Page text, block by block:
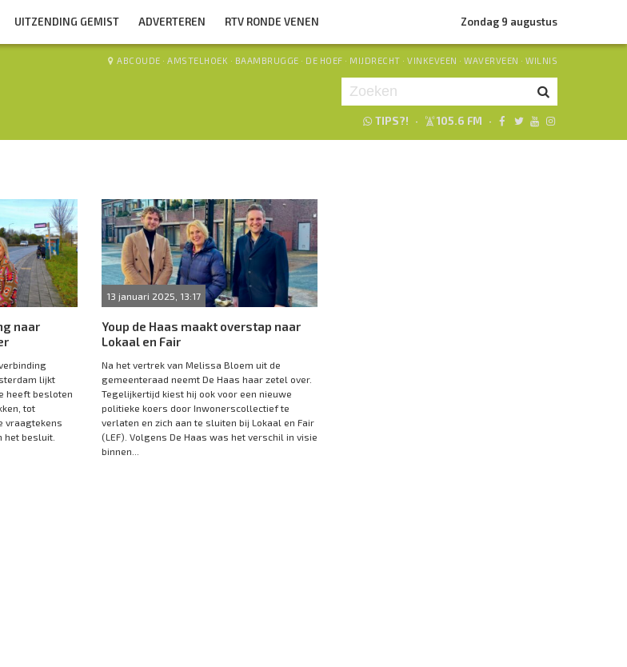
UITZENDING GEMIST ADVERTEREN RTV RONDE VENEN Zondag 9 augustus
ABCOUDE · AMSTELHOEK · BAAMBRUGGE · DE HOEF · MIJDRECHT · VINKEVEEN · WAVERVEEN · WILNIS
TIPS?! · 105.6 FM ·
naar
lijkt
heeft besloten
tot
vraagtekens
het besluit.
13 januari 2025, 13:17
Youp de Haas maakt overstap naar
Lokaal en Fair
Na het vertrek van Melissa Bloem uit de
gemeenteraad neemt De Haas haar zetel over.
Tegelijkertijd kiest hij ook voor een nieuwe
politieke koers door Inwonerscollectief te
verlaten en zich aan te sluiten bij Lokaal en Fair
(LEF). Volgens De Haas was het verschil in visie
binnen...